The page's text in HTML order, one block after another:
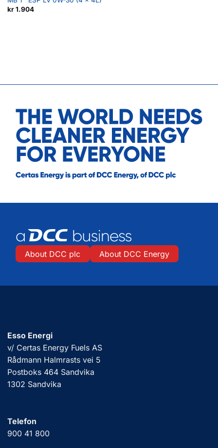
kr1.904
About DCC plc About DCC Energy
Esso Energi
v/ Certas Energy Fuels AS
Rådmann Halmrasts vei 5
Postboks 464 Sandvika
1302 Sandvika
Telefon
900 41 800